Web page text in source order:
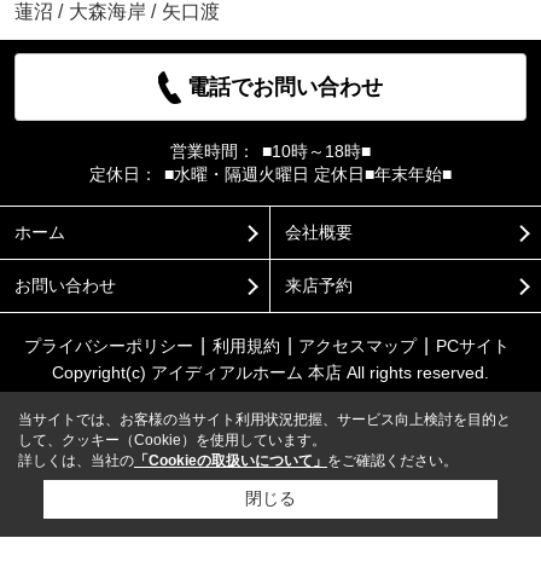
蓮沼 / 大森海岸 / 矢口渡
電話でお問い合わせ
営業時間：
■10時～18時■
定休日：
■水曜・隔週火曜日 定休日■年末年始■
ホーム 会社概要
お問い合わせ 来店予約
プライバシーポリシー 利用規約 アクセスマップ
PCサイト
Copyright(c) アイディアルホーム 本店 All rights reserved.
当サイトでは、お客様の当サイト利用状況把握、サービス向上検討を目的と
して、クッキー（Cookie）を使用しています。
詳しくは、当社の 「Cookieの取扱いについて」 をご確認ください。
閉じる